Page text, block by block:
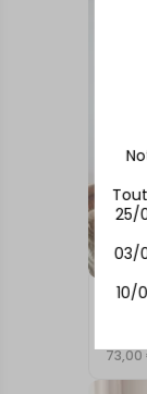
25/
03/
10/
73,00